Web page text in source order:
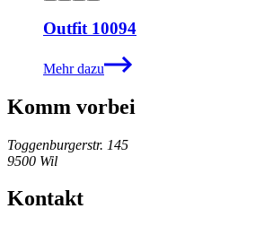
Outfit 10094
Mehr dazu
Komm vorbei
Toggenburgerstr. 145
9500 Wil
Kontakt